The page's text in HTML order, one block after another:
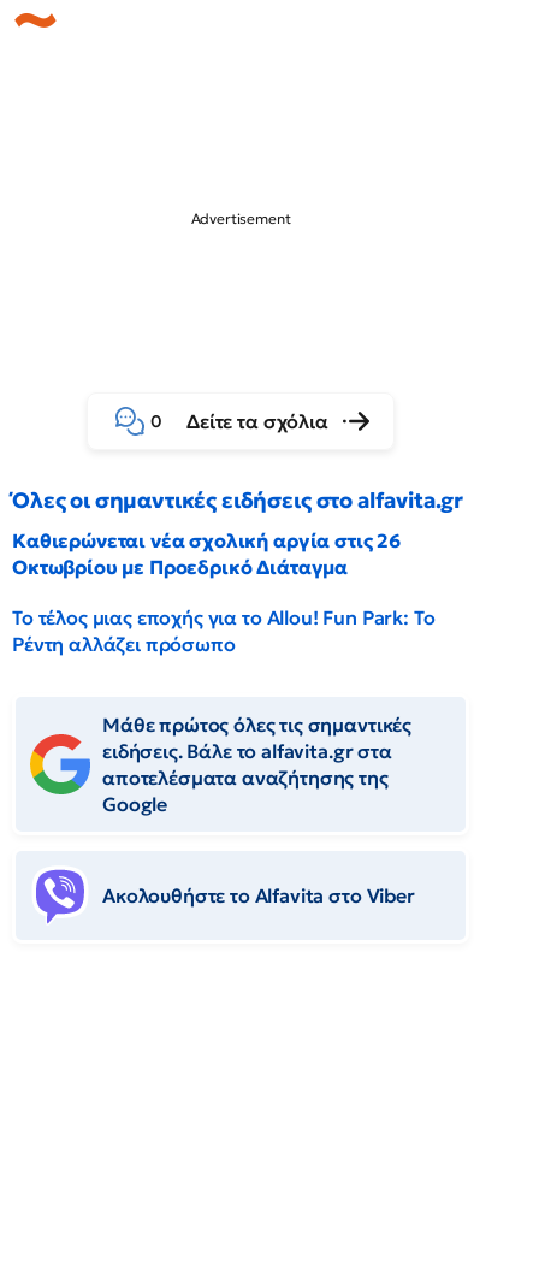
0 Δείτε τα σχόλια
Όλες οι σημαντικές ειδήσεις στο alfavita.gr
Καθιερώνεται νέα σχολική αργία στις 26
Οκτωβρίου με Προεδρικό Διάταγμα
Το τέλος μιας εποχής για το Allou! Fun Park: Το
Ρέντη αλλάζει πρόσωπο
Μάθε πρώτος όλες τις σημαντικές
ειδήσεις. Βάλε το alfavita.gr στα
αποτελέσματα αναζήτησης της
Google
Ακολουθήστε το Αlfavita στο Viber